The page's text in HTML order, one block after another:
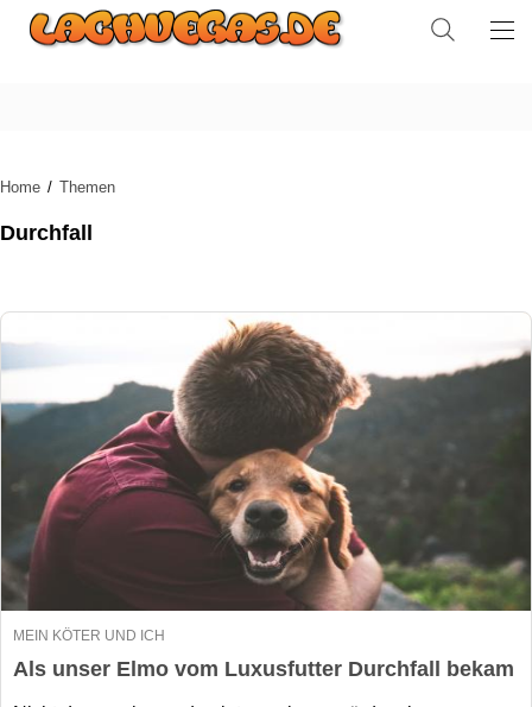
Home Themen
Durchfall
MEIN KÖTER UND ICH
Als unser Elmo vom Luxusfutter Durchfall bekam